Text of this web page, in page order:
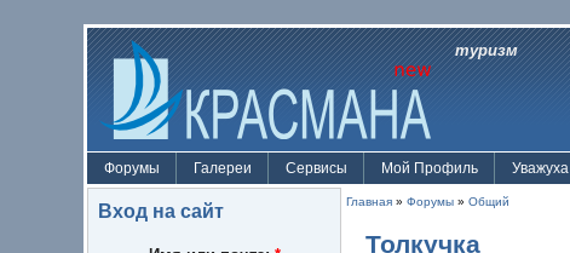
туризм
Форумы Галереи Сервисы Мой Профиль Уважуха
Вход на сайт Главная » Форумы » Общий
Толкучка